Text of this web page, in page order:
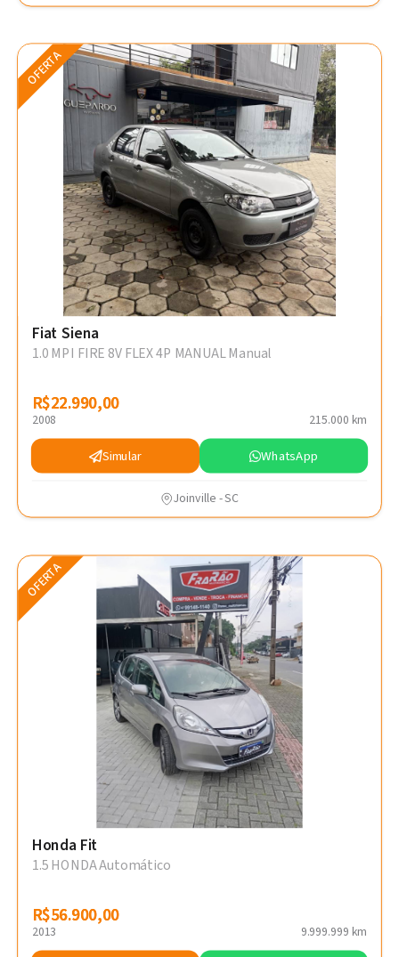
OFERTA
Fiat Siena
1.0 MPI FIRE 8V FLEX 4P MANUAL Manual
R$22.990,00
R$22.990,00
2008 215.000 km
Simular WhatsApp
Joinville - SC
OFERTA
Honda Fit
1.5 HONDA Automático
R$56.900,00
R$56.900,00
2013 9.999.999 km